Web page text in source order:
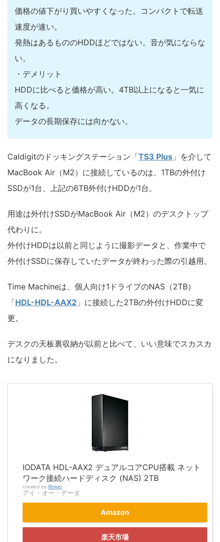
価格の値下がり買いやすくなった。コンパクトで転送
速度が速い。
発熱はあるもののHDDほどではない。音が気にならな
い。
・デメリット
HDDに比べると価格が高い。4TB以上になると一気に
高くなる。
データの長期保存には向かない。
Caldigitのドッキングステーション「TS3 Plus 」を介して
MacBook Air（M2）に接続しているのは、1TBの外付け
SSDが1台、上記の6TB外付けHDDが1台。
用途は外付けSSDがMacBook Air（M2）のデスクトップ
代わりに。
外付けHDDは以前と同じように撮影データと、作業中で
外付けSSDに保存していたデータが終わった際の引越用。
Time Machineは、個人向け1ドライブのNAS（2TB）
「HDL-HDL-AAX2 」に接続した2TBの外付けHDDに変
更。
デスクの天板裏収納が以前と比べて、いい意味でスカスカ
になりました。
IODATA HDL-AAX2 デュアルコアCPU搭載 ネット
ワーク接続ハードディスク (NAS) 2TB
created by Rinker
アイ・オー・データ
Amazon
楽天市場